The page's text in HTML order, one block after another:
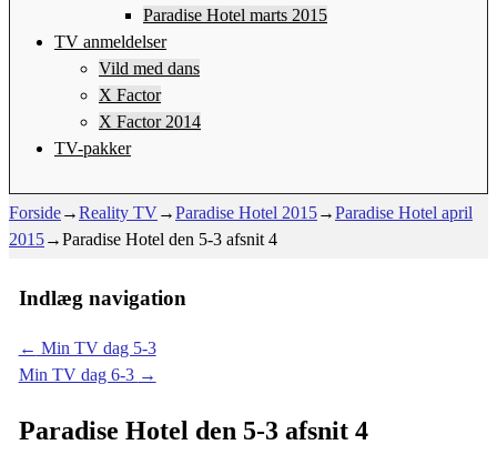
Paradise Hotel marts 2015
TV anmeldelser
Vild med dans
X Factor
X Factor 2014
TV-pakker
Forside→Reality TV→Paradise Hotel 2015→Paradise Hotel april
2015→Paradise Hotel den 5-3 afsnit 4
Indlæg navigation
← Min TV dag 5-3
Min TV dag 6-3 →
Paradise Hotel den 5-3 afsnit 4